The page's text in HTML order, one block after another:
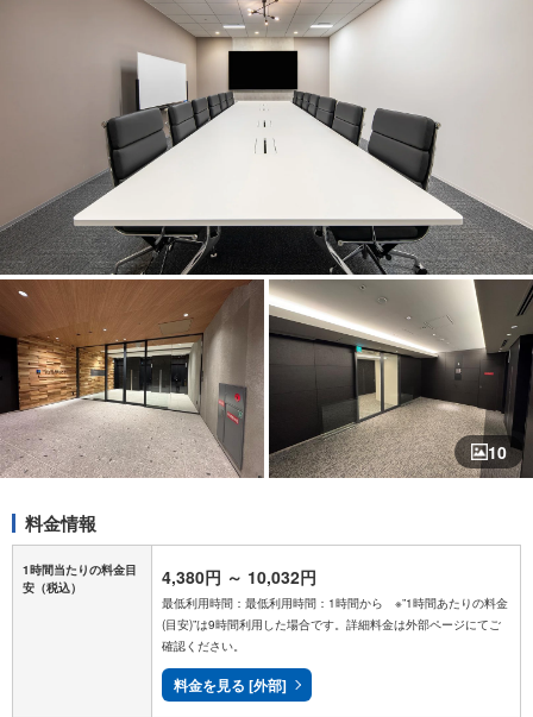
10
料金情報
1時間当たりの料金目
安 （税込） 4,380円 ～ 10,032円
最低利用時間：最低利用時間：1時間から ※”1時間あたりの料金
(目安)”は9時間利用した場合です。詳細料金は外部ページにてご
確認ください。
料金を見る [外部]